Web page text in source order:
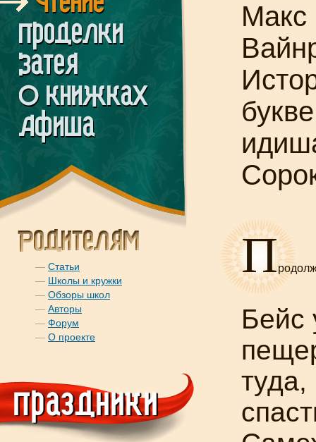
— Статьи
— Школы и кружки
— Обзоры школ
— Авторы
— Форум
— О проекте
Макс
П
Бейс